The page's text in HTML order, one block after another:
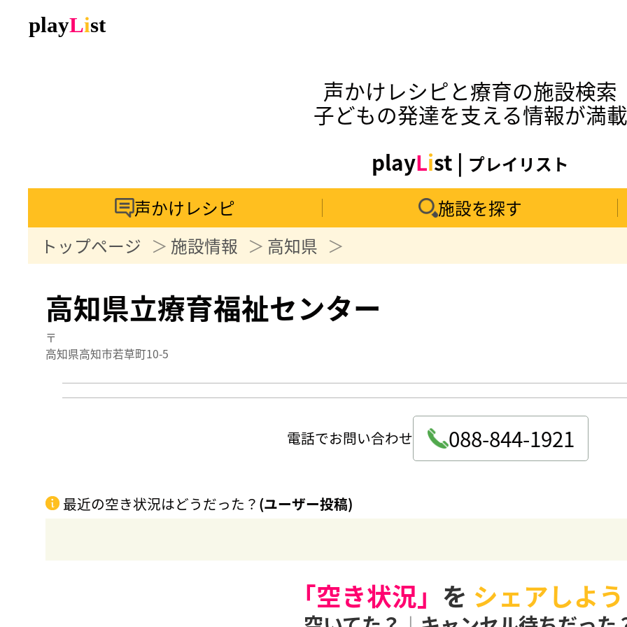
声かけレシピと療育の施設検索
子どもの発達を支える情報が満載
playList | プレイリスト
声かけレシピ
施設を探す
トップページ
施設情報 高知県
高知県立療育福祉センター
〒
高知県高知市若草町10-5
電話でお問い合わせ 088-844-1921
最近の空き状況はどうだった？ (ユーザー投稿)
「空き状況」 を シェアしよ